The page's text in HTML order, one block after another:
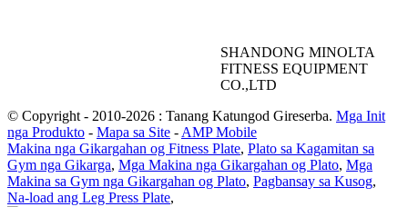
SHANDONG MINOLTA
FITNESS EQUIPMENT
CO.,LTD
© Copyright - 2010-2026 : Tanang Katungod Gireserba. Mga Init
nga Produkto - Mapa sa Site - AMP Mobile
Makina nga Gikargahan og Fitness Plate, Plato sa Kagamitan sa
Gym nga Gikarga, Mga Makina nga Gikargahan og Plato, Mga
Makina sa Gym nga Gikargahan og Plato, Pagbansay sa Kusog,
Na-load ang Leg Press Plate,